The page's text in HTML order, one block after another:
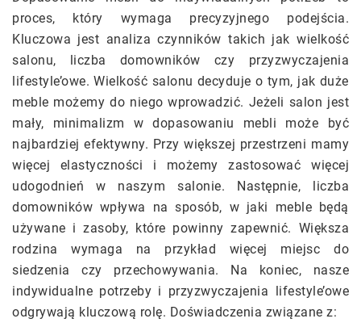
proces, który wymaga precyzyjnego podejścia.
Kluczowa jest analiza czynników takich jak wielkość
salonu, liczba domowników czy przyzwyczajenia
lifestyle’owe. Wielkość salonu decyduje o tym, jak duże
meble możemy do niego wprowadzić. Jeżeli salon jest
mały, minimalizm w dopasowaniu mebli może być
najbardziej efektywny. Przy większej przestrzeni mamy
więcej elastyczności i możemy zastosować więcej
udogodnień w naszym salonie. Następnie, liczba
domowników wpływa na sposób, w jaki meble będą
używane i zasoby, które powinny zapewnić. Większa
rodzina wymaga na przykład więcej miejsc do
siedzenia czy przechowywania. Na koniec, nasze
indywidualne potrzeby i przyzwyczajenia lifestyle’owe
odgrywają kluczową rolę. Doświadczenia związane z: